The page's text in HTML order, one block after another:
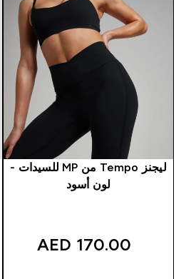
ليجنز Tempo من MP للسيدات -
لون أسود
170.00 AED‎